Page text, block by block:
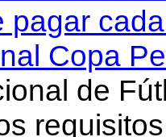
pagar
Copa
de